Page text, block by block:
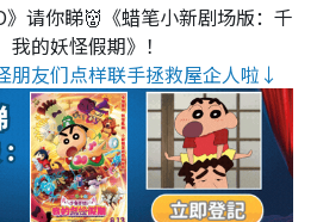
》请你睇👹《蜡笔小新剧场版：千
我的妖怪假期》！
朋友们点样联手拯救屋企人啦↓